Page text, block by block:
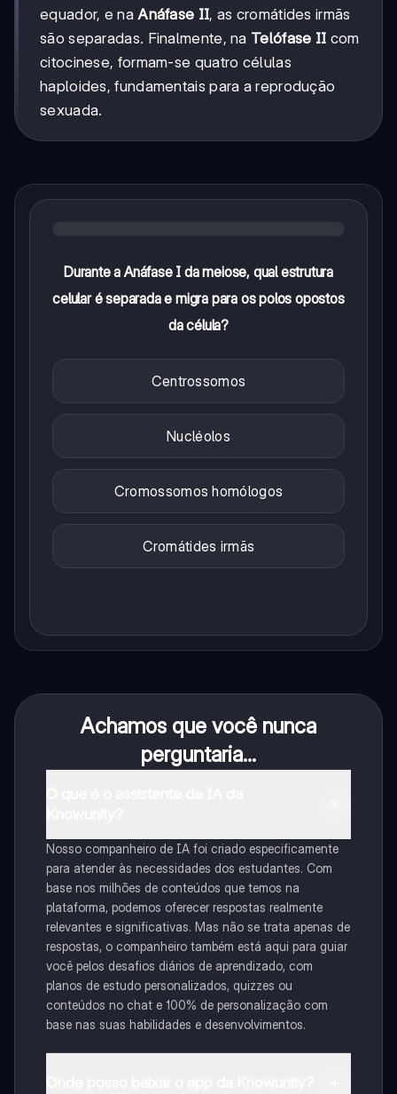
equador, e na Anáfase II, as cromátides irmãs
são separadas. Finalmente, na Telófase II com
citocinese, formam-se quatro células
haploides, fundamentais para a reprodução
sexuada.
Durante a Anáfase I da meiose, qual estrutura
celular é separada e migra para os polos opostos
da célula?
Centrossomos
Nucléolos
Cromossomos homólogos
Cromátides irmãs
Achamos que você nunca
perguntaria...
Nosso companheiro de IA foi criado especificamente
para atender às necessidades dos estudantes. Com
base nos milhões de conteúdos que temos na
plataforma, podemos oferecer respostas realmente
relevantes e significativas. Mas não se trata apenas de
respostas, o companheiro também está aqui para guiar
você pelos desafios diários de aprendizado, com
planos de estudo personalizados, quizzes ou
conteúdos no chat e 100% de personalização com
base nas suas habilidades e desenvolvimentos.